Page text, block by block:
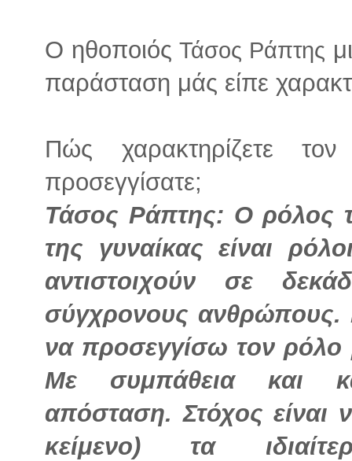
Ο ηθοποιόςΤάσος Ράπτης
παράσταση μάς είπε
Πώς χαρακτηρίζετε
προσεγγίσατε;
Τάσος Ράπτης: Ο ρόλος
της γυναίκας είναι
αντιστοιχούν σε
σύγχρονους
να προσεγγίσω τον ρόλο
Με συμπάθεια και
απόσταση.Στόχος είναι
κείμενο) τα